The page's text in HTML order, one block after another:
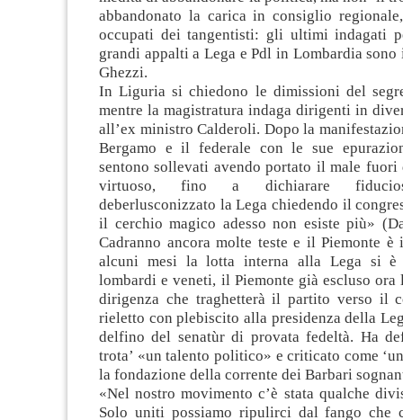
abbandonato la carica in consiglio
occupati dei tangentisti: gli ultimi indagati
grandi appalti a Lega e Pdl in Lombardia
Ghezzi.
In Liguria si chiedono le dimissioni del
mentre la magistratura indaga dirigenti in
all’ex ministro Calderoli. Dopo la
Bergamo e il federale con le sue
sentono sollevati avendo portato il male
virtuoso, fino a dichiarare
deberlusconizzato la Lega chiedendo il
il cerchio magico adesso non esiste più»
Cadranno ancora molte teste e il Piemonte è
alcuni mesi la lotta interna alla Lega si è
lombardi e veneti, il Piemonte già escluso ora
dirigenza che traghetterà il partito verso il
rieletto con plebiscito alla presidenza della
delfino del senatùr di provata fedeltà. Ha
trota’ «un talento politico» e criticato come
la fondazione della corrente dei Barbari
«Nel nostro movimento c’è stata qualche
Solo uniti possiamo ripulirci dal fango che